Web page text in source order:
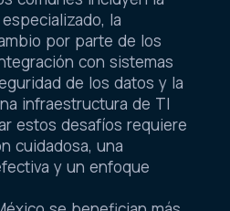
la
por parte de los
con sistemas
de los datos y la
infraestructura de TI
estos desafíos requiere
cuidadosa, una
y un enfoque